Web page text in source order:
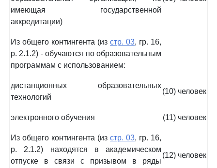
имеющая государственной
аккредитации)
Из общего контингента (из стр. 03, гр. 16,
р. 2.1.2) - обучаются по образовательным
программам с использованием:
дистанционных образовательных
технологий
(10) человек
электронного обучения (11) человек
Из общего контингента (из стр. 03, гр. 16,
р. 2.1.2) находятся в академическом
отпуске в связи с призывом в ряды
(12) человек